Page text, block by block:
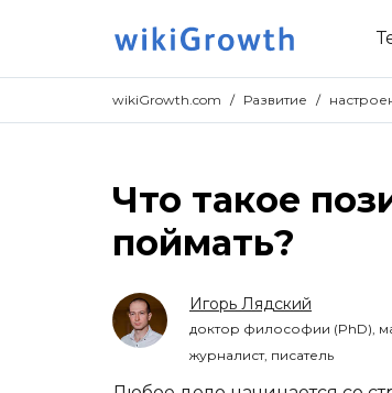
wikiGrowth.com / Развитие /
Что такое
поймать?
Игорь Лядский
доктор философии (PhD),
журналист, писатель